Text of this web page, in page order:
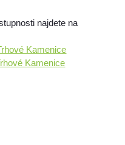
najdete na
Kamenice
Kamenice